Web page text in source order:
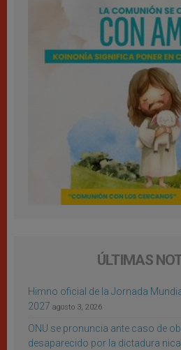
ÚLTIMAS
Himno oficial de la Jornada
2027 agosto 3, 2026
ONU se pronuncia ante caso de
desaparecido por la dictadura